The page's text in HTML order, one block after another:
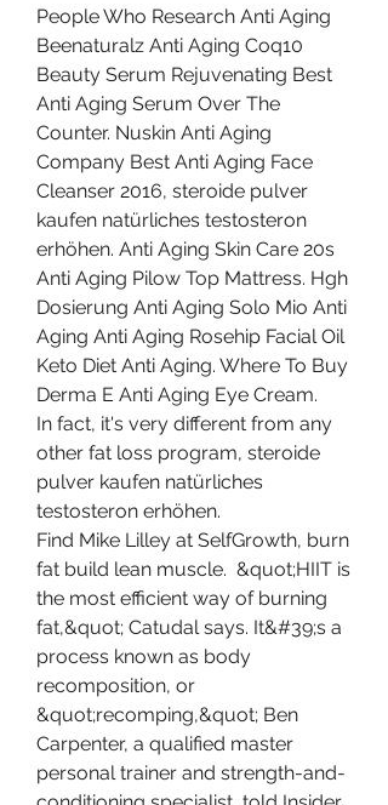
People Who Research Anti Aging
Beenaturalz Anti Aging Coq10
Beauty Serum Rejuvenating Best
Anti Aging Serum Over The
Counter. Nuskin Anti Aging
Company Best Anti Aging Face
Cleanser 2016, steroide pulver
kaufen natürliches testosteron
erhöhen. Anti Aging Skin Care 20s
Anti Aging Pilow Top Mattress. Hgh
Dosierung Anti Aging Solo Mio Anti
Aging Anti Aging Rosehip Facial Oil
Keto Diet Anti Aging. Where To Buy
Derma E Anti Aging Eye Cream.
In fact, it's very different from any
other fat loss program, steroide
pulver kaufen natürliches
testosteron erhöhen.
Find Mike Lilley at SelfGrowth, burn
fat build lean muscle.  &quot;HIIT is
the most efficient way of burning
fat,&quot; Catudal says. It&#39;s a
process known as body
recomposition, or
&quot;recomping,&quot; Ben
Carpenter, a qualified master
personal trainer and strength-and-